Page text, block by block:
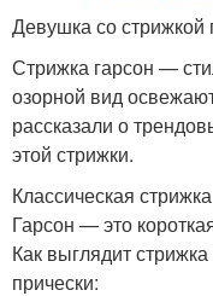
Девушка со стрижкой
Стрижка гарсон —
озорной вид
рассказали о
этой стрижки.
Классическая стрижка
Гарсон — это
Как выглядит
прически: